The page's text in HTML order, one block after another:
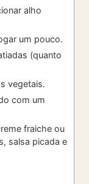
alho
um pouco.
(quanto
vegetais.
com um
fraiche ou
salsa picada e